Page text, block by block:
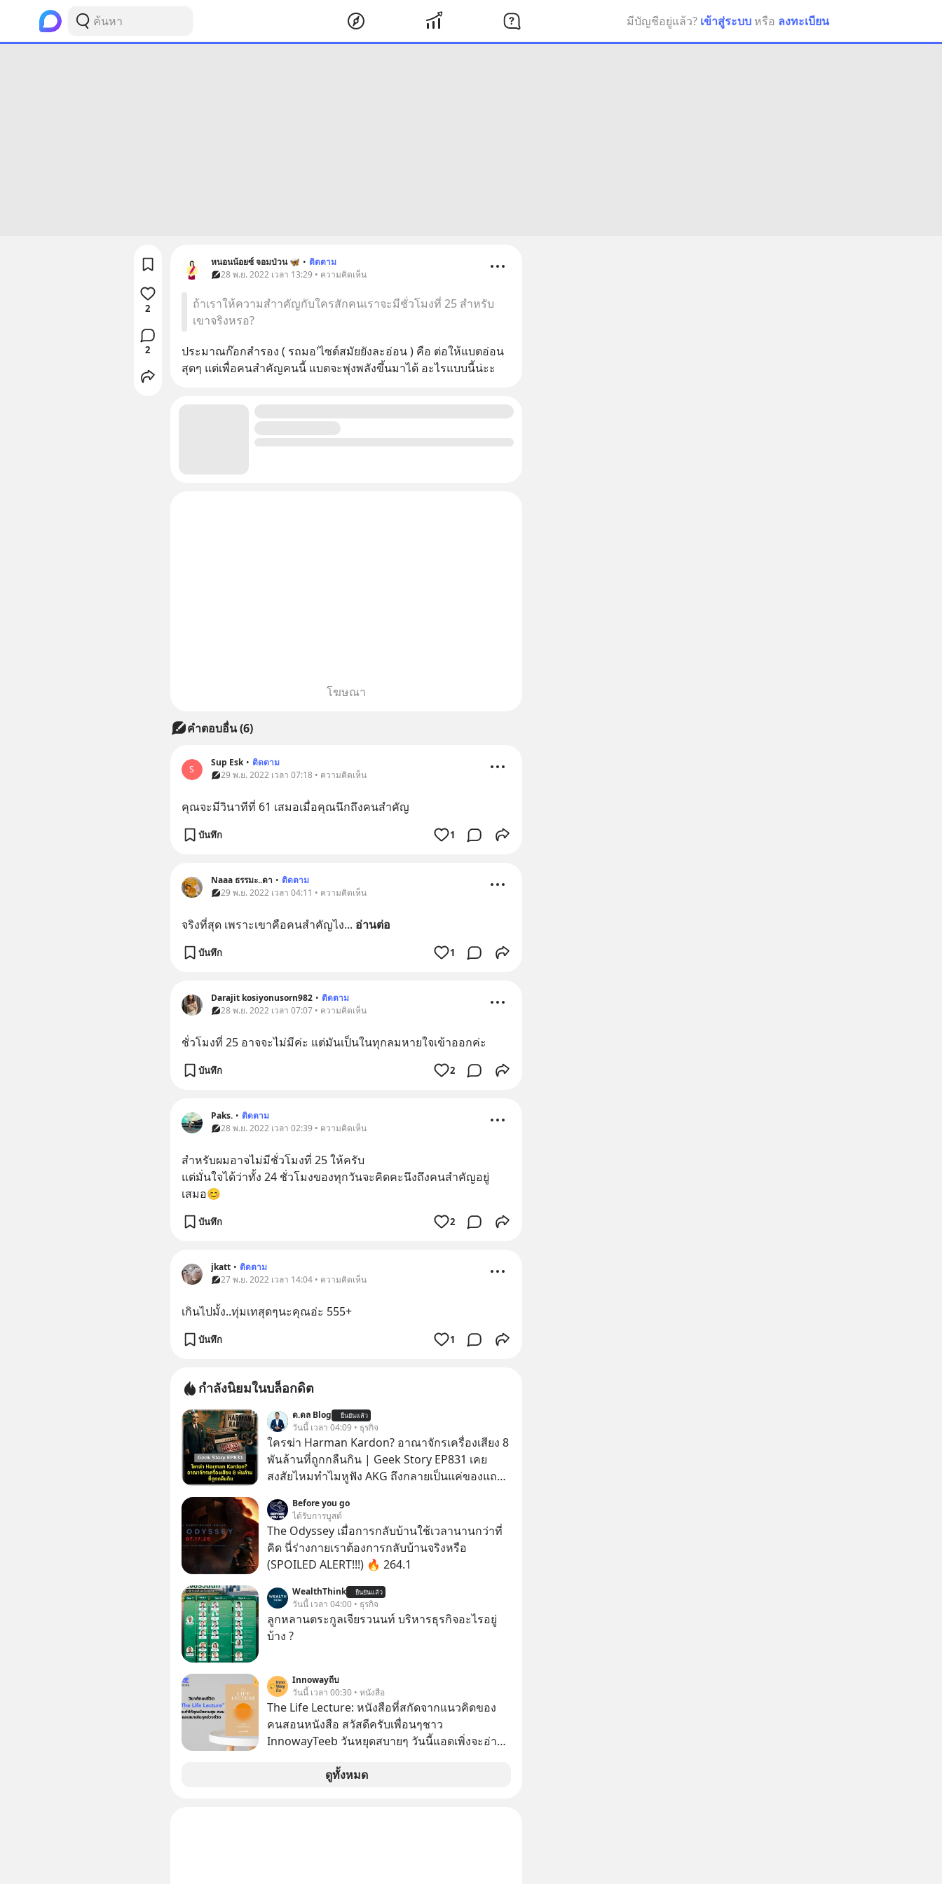
มีบัญชีอยู่แล้ว? เข้าสู่ระบบ หรือ ลงทะเบียน
หนอนน้อยซ์ จอมป่วน 🦋 • ติดตาม
28 พ.ย. 2022 เวลา 13:29 • ความคิดเห็น
ถ้าเราให้ความสำาคัญกับใครสักคนเราจะมีชั่วโมงที่ 25 สำหรับ
เขาจริงหรอ?
ประมาณก๊อกสำรอง ( รถมอ'ไซด์สมัยยังละอ่อน ) คือ ต่อให้แบตอ่อน
สุดๆ แต่เพื่อคนสำคัญคนนี้ แบตจะพุ่งพลังขึ้นมาได้ อะไรแบบนี้น่ะะ
2
2
โฆษณา
คำตอบอื่น(6)
S
Sup Esk • ติดตาม
29 พ.ย. 2022 เวลา 07:18 • ความคิดเห็น
คุณจะมีวินาทีที่ 61 เสมอเมื่อคุณนึกถึงคนสำคัญ
บันทึก 1
Naaa ธรรมะ..ดา • ติดตาม
29 พ.ย. 2022 เวลา 04:11 • ความคิดเห็น
จริงที่สุด เพราะเขาคือคนสำคัญไง... อ่านต่อ
บันทึก 1
Darajit kosiyonusorn982 • ติดตาม
28 พ.ย. 2022 เวลา 07:07 • ความคิดเห็น
ชั่วโมงที่ 25 อาจจะไม่มีค่ะ แต่มันเป็นในทุกลมหายใจเข้าออกค่ะ
บันทึก 2
Paks. • ติดตาม
28 พ.ย. 2022 เวลา 02:39 • ความคิดเห็น
สำหรับผมอาจไม่มีชั่วโมงที่ 25 ให้ครับ
แต่มั่นใจได้ว่าทั้ง 24 ชั่วโมงของทุกวันจะคิดคะนึงถึงคนสำคัญอยู่
เสมอ😊
บันทึก 2
jkatt • ติดตาม
27 พ.ย. 2022 เวลา 14:04 • ความคิดเห็น
เกินไปมั้ง..ทุ่มเทสุดๆนะคุณอ่ะ 555+
บันทึก 1
กำลังนิยมในบล็อกดิต
ด.ดล Blog ยืนยันแล้ว
วันนี้ เวลา 04:09 • ธุรกิจ
ใครฆ่า Harman Kardon? อาณาจักรเครื่องเสียง 8
พันล้านที่ถูกกลืนกิน | Geek Story EP831 เคย
สงสัยไหมทำไมหูฟัง AKG ถึงกลายเป็นแค่ของแถม
ตามห้างทั่วไป? ทั้งที่จริง ๆ แล้ว ชื่อเหล่านี้คือ
“ตำนาน” ระดับเทพที่นักเล่นเครื่องเสียงยุคก่อนยอม
จ่ายเงินหลักแสนเพื่อครอบครอง แต่เบื้องหลังความ
แมสนี้ มีโศกนาฏกรรมของโลกธุรกิจซ่อนอยู่
กว้านซื้อไปด้วยมูลค่า 8 พันล้านดอลลาร์โดย
Samsung และสิ่งที่เจ็บปวดที่สุดคือ ยักษ์ใหญ่จาก
เกาหลีใต้ไม่ได้ซื้อเพราะหลงใหลในเสียงเพลง แต่
ซื้อเพื่อเป็นทางลัดเอาเทคโนโลยีไปใส่ในหน้าปัด
ดนตรี ทำไมถึงจบลงด้วยการเป็นแค่บรรทัดหนึ่งใน
บัญชีทรัพย์สินของบริษัทอื่น เลือกฟังกันได้เลยนะ
ครับ อย่าลืมกด Follow ติดตาม PodCast ช่อง
Geek Forever’s Podcast ของผมกันด้วยนะครับ
🎧 ฟังผ่าน Spotify :
Podcast : https://bit.ly/4yVPIpg 🎧 ฟังผ่าน
Before you go
ได้รับการบูสต์
The Odyssey เมื่อการกลับบ้านใช้เวลานานกว่าที่
คิด นี่ร่างกายเราต้องการกลับบ้านจริงหรือ
(SPOILED ALERT!!!) 🔥 264.1
WealthThink ยืนยันแล้ว
วันนี้ เวลา 04:00 • ธุรกิจ
ลูกหลานตระกูลเจียรวนนท์ บริหารธุรกิจอะไรอยู่
บ้าง ?
Innowayถีบ
วันนี้ เวลา 00:30 • หนังสือ
The Life Lecture: หนังสือที่สกัดจากแนวคิดของ
คนสอนหนังสือ สวัสดีครับเพื่อนๆชาว
InnowayTeeb วันหยุดสบายๆ วันนี้แอดเพิ่งจะอ่าน
ดูทั้งหมด